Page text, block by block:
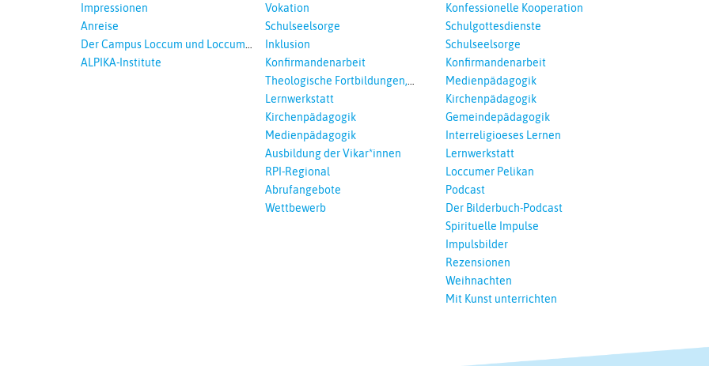
Impressionen
Anreise
Der Campus Loccum und Loccumer
Einrichtungen
ALPIKA-Institute
Vokation
Schulseelsorge
Inklusion
Konfirmandenarbeit
Theologische Fortbildungen,
Ökumenisches und Interreligöses
Lernwerkstatt
Kirchenpädagogik
Medienpädagogik
Ausbildung der Vikar*innen
RPI-Regional
Abrufangebote
Wettbewerb
Konfessionelle Kooperation
Schulgottesdienste
Schulseelsorge
Konfirmandenarbeit
Medienpädagogik
Kirchenpädagogik
Gemeindepädagogik
Interreligioeses Lernen
Lernwerkstatt
Loccumer Pelikan
Podcast
Der Bilderbuch-Podcast
Spirituelle Impulse
Impulsbilder
Rezensionen
Weihnachten
Mit Kunst unterrichten